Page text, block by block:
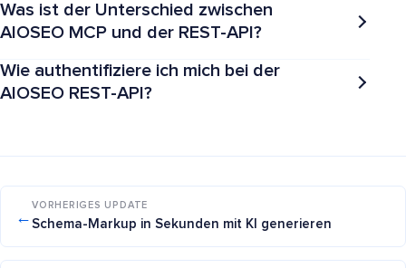
Was ist der Unterschied zwischen
AIOSEO MCP und der REST-API?
Wie authentifiziere ich mich bei der
AIOSEO REST-API?
←
VORHERIGES UPDATE
Schema-Markup in Sekunden mit KI generieren